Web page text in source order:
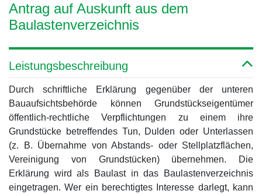
Antrag auf Auskunft aus dem
Baulastenverzeichnis
Leistungsbeschreibung
Durch schriftliche Erklärung gegenüber der unteren
Bauaufsichtsbehörde können Grundstückseigentümer
öffentlich-rechtliche Verpflichtungen zu einem ihre
Grundstücke betreffendes Tun, Dulden oder Unterlassen
(z. B. Übernahme von Abstands- oder Stellplatzflächen,
Vereinigung von Grundstücken) übernehmen. Die
Erklärung wird als Baulast in das Baulastenverzeichnis
eingetragen. Wer ein berechtigtes Interesse darlegt, kann